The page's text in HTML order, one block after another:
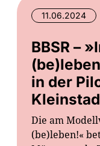
11.06.2024
BBSR –
in der
Die am
(be)leben!«